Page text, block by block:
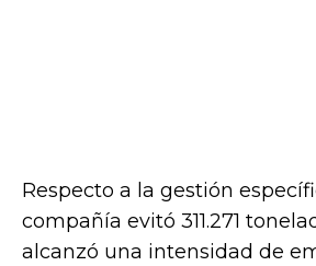
Respecto a la gestión
compañía evitó 311.271
alcanzó una intensidad de